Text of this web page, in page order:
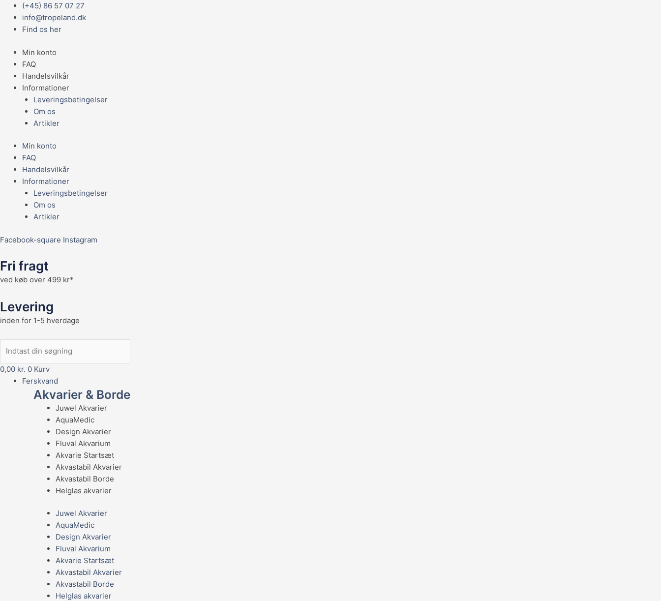
indholdet
(+45) 86 57 07 27
info@tropeland.dk
Find os her
Min konto
FAQ
Handelsvilkår
Informationer
Leveringsbetingelser
Om os
Artikler
Min konto
FAQ
Handelsvilkår
Informationer
Leveringsbetingelser
Om os
Artikler
Facebook-square Instagram
Fri fragt
ved køb over 499 kr*
Levering
inden for 1-5 hverdage
0,00 kr. 0 Kurv
Main
Menu
Ferskvand
Akvarier & Borde
Juwel Akvarier
AquaMedic
Design Akvarier
Fluval Akvarium
Akvarie Startsæt
Akvastabil Akvarier
Akvastabil Borde
Helglas akvarier
Juwel Akvarier
AquaMedic
Design Akvarier
Fluval Akvarium
Akvarie Startsæt
Akvastabil Akvarier
Akvastabil Borde
Helglas akvarier
TROPICAL
PLECOS
TABIN
48ST
antal